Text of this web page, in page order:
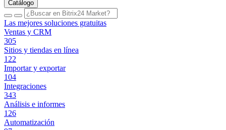
Catálogo
Las mejores soluciones gratuitas
Ventas y CRM
305
Sitios y tiendas en línea
122
Importar y exportar
104
Integraciones
343
Análisis e informes
126
Automatización